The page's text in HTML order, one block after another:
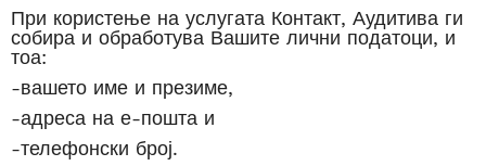
При користење на услугата Контакт, Аудитива ги
собира и обработува Вашите лични податоци, и
тоа:
-вашето име и презиме,
-адреса на е-пошта и
-телефонски број.